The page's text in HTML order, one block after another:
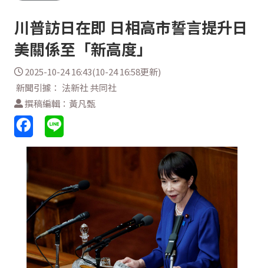
川普訪日在即 日相高市誓言提升日
美關係至「新高度」
2025-10-24 16:43(10-24 16:58更新)
新聞引據： 法新社 共同社
撰稿編輯：黃凡甄